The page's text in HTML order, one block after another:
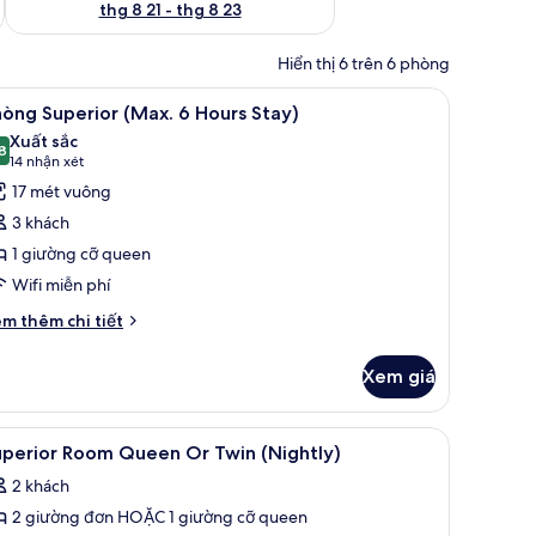
thg 8 21 - thg 8 23
Hiển thị 6 trên 6 phòng
nhà tắm miễn phí, máy sấy tócMinibar, két bảo mật tại phòng, bàn, bàn
7 Superior (Max. 6 Hours Stay)
trên 10
Xuất sắc
14 nhận xét
(14
nhận
xét)
17 mét vuông
3 khách
1 giường cỡ queen
Wifi miễn phí
thêm chi tiết
Xem giá
két bảo mật tại phòng, bàn, bàn ủi/dụng cụ ủi quần áo
Minibar, két bảo mật tại phòng, bàn, bàn
2 Room Queen Or Twin (Nightly)
2 khách
2 giường đơn HOẶC 1 giường cỡ queen